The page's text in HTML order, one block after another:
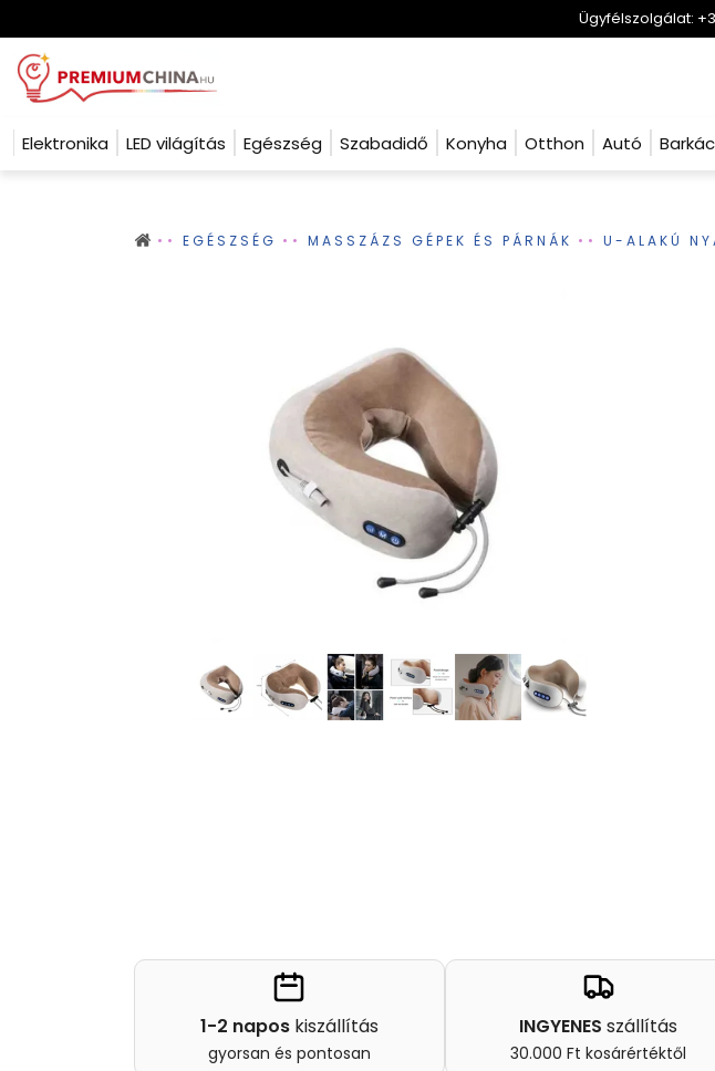
Ügyfélszolgálat:
Elektronika LED világítás Egészség Szabadidő Konyha Otthon Autó
EGÉSZSÉG MASSZÁZS GÉPEK ÉS PÁRNÁK U-ALAKÚ
1-2 naposkiszállítás
gyorsan és pontosan
INGYENES szállítás
30.000 Ft kosárértéktől